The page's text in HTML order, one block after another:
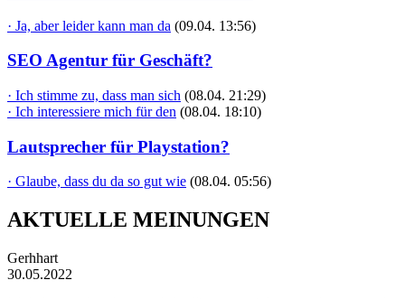
· Ja, aber leider kann man da (09.04. 13:56)
SEO Agentur für Geschäft?
· Ich stimme zu, dass man sich (08.04. 21:29)
· Ich interessiere mich für den (08.04. 18:10)
Lautsprecher für Playstation?
· Glaube, dass du da so gut wie (08.04. 05:56)
AKTUELLE MEINUNGEN
Gerhhart
30.05.2022